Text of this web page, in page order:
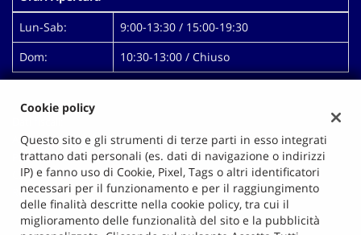
Lun-Sab:
9:00-13:30 / 15:00-19:30
Dom:
10:30-13:00 / Chiuso
Autopigna Di Mallardo Antonio
Prolungamento Via Pigna, 14, Giugliano in Campania (NA)
C.F/P.IVA:00628991218
Registro delle imprese:NA
Cookie policy
Questo sito e gli strumenti di terze parti in esso integrati
trattano dati personali (es. dati di navigazione o indirizzi
IP) e fanno uso di Cookie, Pixel, Tags o altri identificatori
necessari per il funzionamento e per il raggiungimento
delle finalità descritte nella cookie policy, tra cui il
miglioramento delle funzionalità del sito e la pubblicità